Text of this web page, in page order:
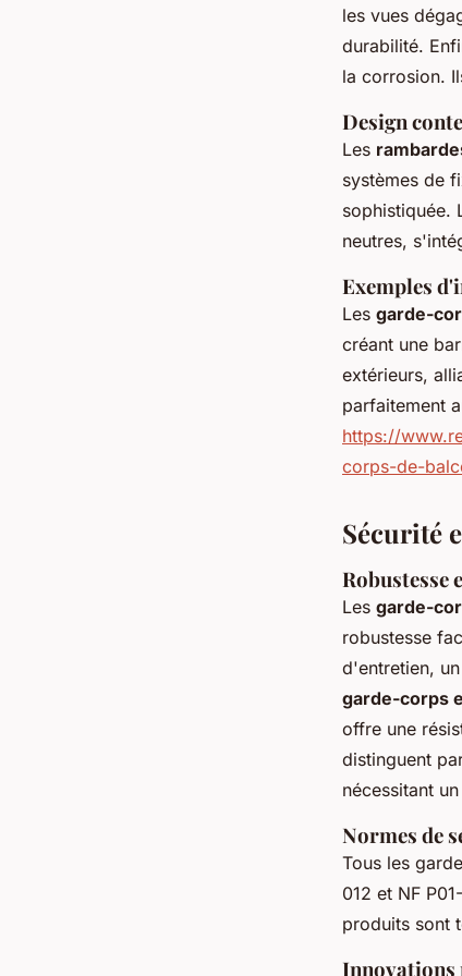
les vues
durabilité.
la corrosion.
Design
Les
systèmes de
sophistiquée.
neutres,
Exemples
Les garde-
créant une
extérieurs,
parfaitement
https://
corps-de-
Sécurité
Robustesse
Les garde-
robustesse
d'entretien,
garde-corps
offre une
distinguent
nécessitant
Normes de
Tous les
012 et NF
produits sont
Innovations